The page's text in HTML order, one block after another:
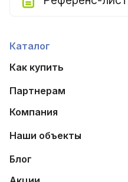
Каталог
Как купить
Партнерам
Компания
Наши объекты
Блог